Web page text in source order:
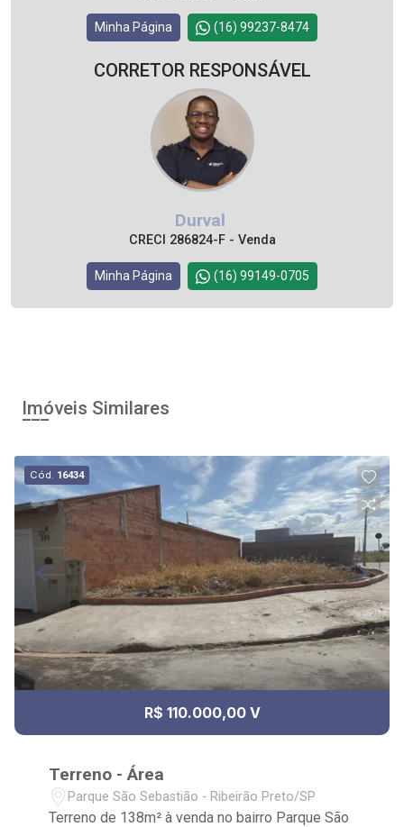
Minha Página (16) 99237-8474
CORRETOR RESPONSÁVEL
Durval
CRECI 286824-F - Venda
Minha Página (16) 99149-0705
Imóveis Similares
Cód. 16434
R$ 110.000,00 V
Terreno - Área
Parque São Sebastião - Ribeirão Preto/SP
Terreno de 138m² à venda no bairro Parque São